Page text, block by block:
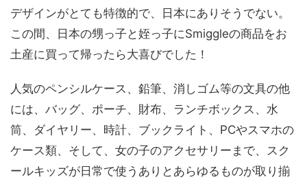
デザインがとても特徴的で、日本にありそうでない。
この間、日本の甥っ子と姪っ子にSmiggleの商品をお
土産に買って帰ったら大喜びでした！
人気のペンシルケース、鉛筆、消しゴム等の文具の他
には、バッグ、ポーチ、財布、ランチボックス、水
筒、ダイヤリー、時計、ブックライト、PCやスマホの
ケース類、そして、女の子のアクセサリーまで、スク
ールキッズが日常で使うありとあらゆるものが取り揃